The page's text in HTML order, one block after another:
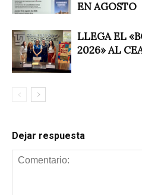
EN AGOSTO
LLEGA EL
2026» AL
Dejar respuesta